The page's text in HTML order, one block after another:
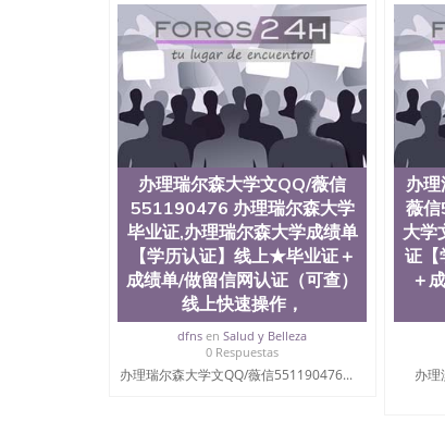
信551190476国外大学有毕业证QQ微信
微信551190476办理国外文凭要交定金吗
文凭可信吗QQ微信551190476学士学位证
551190476如何办理学历认证QQ微信
（San Jose State University, 又译为“圣荷
学之一，也是美西地区的公立大学之一。
福尼亚州的著名综合性公立大学，它以极
围，杰出的本科教育质量，被《福克斯》
百上千的海外学生前往求学。 至今，这
育机构，并获誉为美国本科教育质量的核
现优异。其毕业生大多可以在其所处地域
大四的学期提供许多相应科系的实习机会
塞州立大学都占据着加州所有大学中的地
金山-圣何塞地区为全美的重要科技中心
自世界60余国的学生来此就读。其有名
空学等，深受性肯定及好评；而各种大学
究与学习。 二、办理流程： 1、收集客
子图； 4、电子图做好发给客户确认； 5
再付余款； 7、快递给客户（国内顺丰，
证，留服真实存档可查，存档。 2、留学
办理瑞尔森大学文QQ/薇信
551190476 办理瑞尔森大学
毕业证,办理瑞尔森大学成绩单
【学历认证】线上★毕业证＋
成绩单/做留信网认证（可查）
线上快速操作，
dfns enSalud y Belleza
0 Respuestas
办理瑞尔森大学文QQ/薇信551190476...
办
薇
大学
证
＋
办理